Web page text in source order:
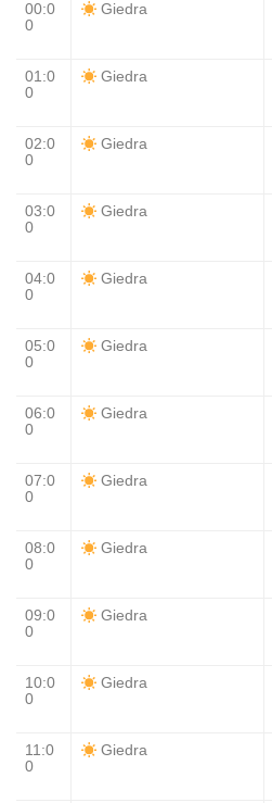
00:0
0
Giedra
01:0
0
Giedra
02:0
0
Giedra
03:0
0
Giedra
04:0
0
Giedra
05:0
0
Giedra
06:0
0
Giedra
07:0
0
Giedra
08:0
0
Giedra
09:0
0
Giedra
10:0
0
Giedra
11:0
0
Giedra